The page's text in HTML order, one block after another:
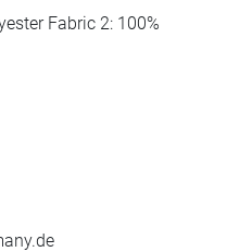
Fabric 2: 100%